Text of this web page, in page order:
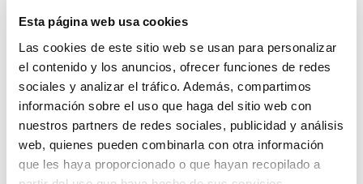
Esta página web usa cookies
Las cookies de este sitio web se usan para personalizar
el contenido y los anuncios, ofrecer funciones de redes
sociales y analizar el tráfico. Además, compartimos
información sobre el uso que haga del sitio web con
nuestros partners de redes sociales, publicidad y análisis
web, quienes pueden combinarla con otra información
que les haya proporcionado o que hayan recopilado a
Properties